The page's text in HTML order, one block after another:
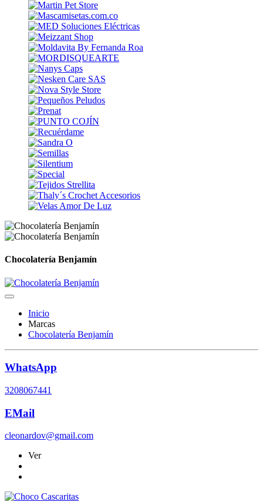
Chocolatería Benjamín
Inicio
Marcas
Chocolatería Benjamín
WhatsApp
3208067441
EMail
cleonardov@gmail.com
Ver